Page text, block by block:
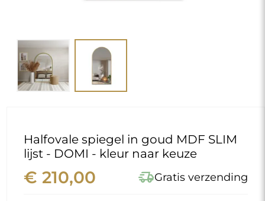
Halfovale spiegel in goud MDF SLIM
lijst - DOMI - kleur naar keuze
€ 210,00 delivery_truck_speedGratis verzending